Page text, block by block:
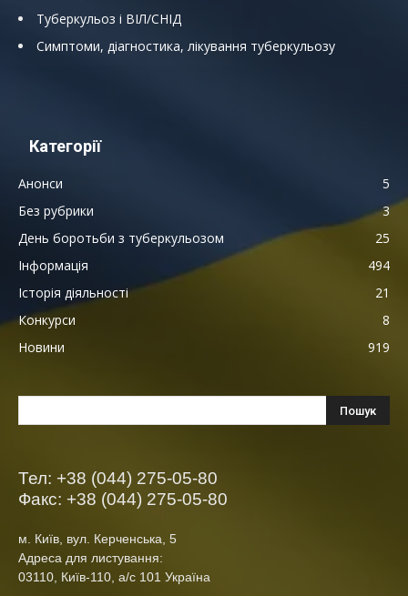
Туберкульоз і ВІЛ/СНІД
Симптоми, діагностика, лікування туберкульозу
Категорії
Анонси
5
Без рубрики
3
День боротьби з туберкульозом
25
Інформація
494
Історія діяльності
21
Конкурси
8
Новини
919
Тел: +38 (044) 275-05-80
Факс: +38 (044) 275-05-80
м. Київ, вул. Керченська, 5
Адреса для листування:
03110, Київ-110, а/с 101 Україна